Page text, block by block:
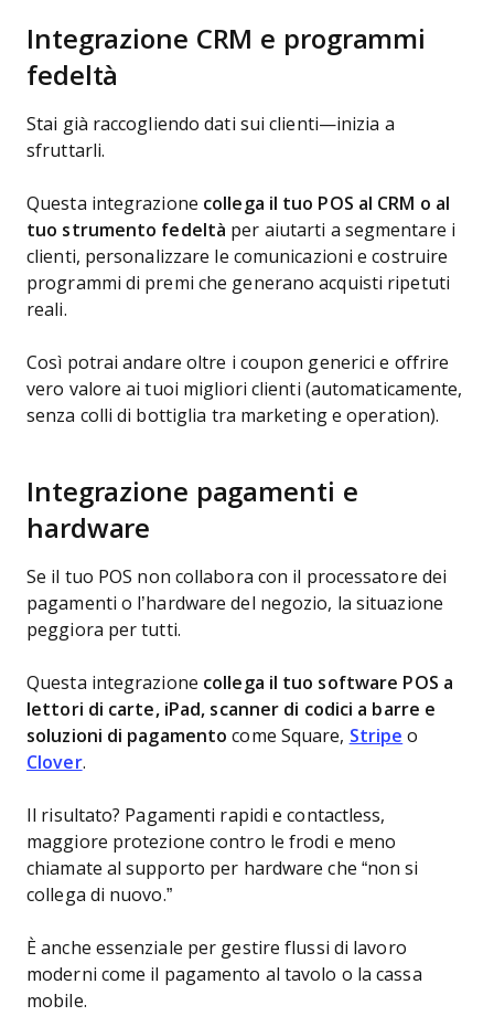
Integrazione CRM e programmi
fedeltà
Stai già raccogliendo dati sui clienti—inizia a
sfruttarli.
Questa integrazione collega il tuo POS al CRM o al
tuo strumento fedeltà per aiutarti a segmentare i
clienti, personalizzare le comunicazioni e costruire
programmi di premi che generano acquisti ripetuti
reali.
Così potrai andare oltre i coupon generici e offrire
vero valore ai tuoi migliori clienti (automaticamente,
senza colli di bottiglia tra marketing e operation).
Integrazione pagamenti e
hardware
Se il tuo POS non collabora con il processatore dei
pagamenti o l’hardware del negozio, la situazione
peggiora per tutti.
Questa integrazione collega il tuo software POS a
lettori di carte, iPad, scanner di codici a barre e
soluzioni di pagamento come Square, Stripe o
Clover.
Il risultato? Pagamenti rapidi e contactless,
maggiore protezione contro le frodi e meno
chiamate al supporto per hardware che “non si
collega di nuovo.”
È anche essenziale per gestire flussi di lavoro
moderni come il pagamento al tavolo o la cassa
mobile.